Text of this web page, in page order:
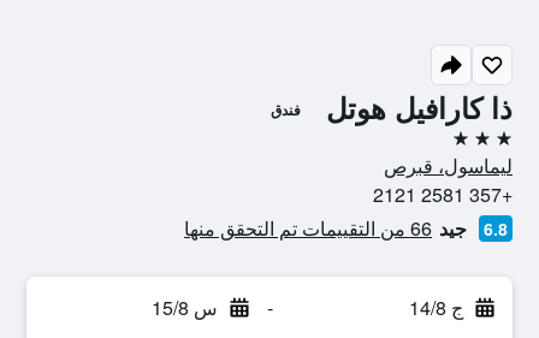
ذا كارافيل هوتل فندق
3 نجوم
ليماسول، قبرص
+357 2581 2121
6.8 جيد 66 من التقييمات تم التحقق منها
ج 14/8 - س 15/8